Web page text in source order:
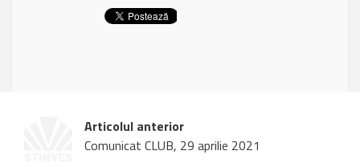
Articolul anterior
Comunicat CLUB, 29 aprilie 2021